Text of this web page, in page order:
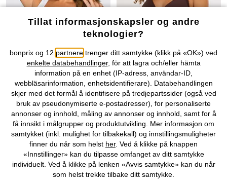
BH uten spiler med økologisk
bomull (2-pack)
249 kr
T-skjorte-BH med spiler og
økologisk bomull (2-pack)
319 kr
Tillat informasjonskapsler og andre
teknologier?
bonprix og 12 partnere trenger ditt samtykke (klikk på «OK») ved
enkelte databehandlinger, för att lagra och/eller hämta
information på en enhet (IP-adress, användar-ID,
webbläsarinformation, enhetsidentifierare). Databehandlingen
skjer med det formål å identifisere på tredjepartssider (også ved
bruk av pseudonymiserte e-postadresser), for personaliserte
annonser og innhold, måling av annonser og innhold, samt for å
få innsikt i målgrupper og produktutvikling. Mer informasjon om
samtykket (inkl. mulighet for tilbakekall) og innstillingsmuligheter
finner du når som helst her. Ved å klikke på knappen
«Innstillinger» kan du tilpasse omfanget av ditt samtykke
individuelt. Ved å klikke på lenken «Avvis samtykke» kan du når
som helst trekke tilbake ditt samtykke.